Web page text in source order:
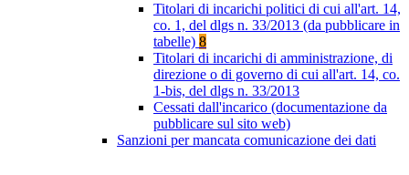
Titolari di incarichi politici di cui all'art. 14,
co. 1, del dlgs n. 33/2013 (da pubblicare in
tabelle) 8
Titolari di incarichi di amministrazione, di
direzione o di governo di cui all'art. 14, co.
1-bis, del dlgs n. 33/2013
Cessati dall'incarico (documentazione da
pubblicare sul sito web)
Sanzioni per mancata comunicazione dei dati